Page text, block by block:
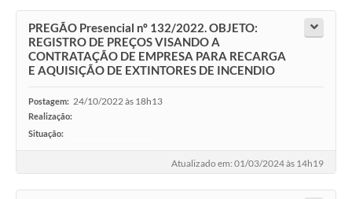
PREGÃO Presencial nº 132/2022. OBJETO:
REGISTRO DE PREÇOS VISANDO A
CONTRATAÇÃO DE EMPRESA PARA RECARGA
E AQUISIÇÃO DE EXTINTORES DE INCENDIO
Postagem: 24/10/2022 às 18h13
Realização:
Situação:
Atualizado em: 01/03/2024 às 14h19